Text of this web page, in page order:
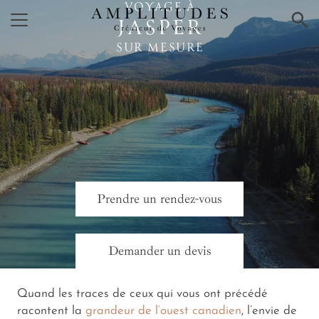
× VOYAGE À
JASPER
SUR MESURE
Prendre un rendez-vous
Demander un devis
Quand les traces de ceux qui vous ont précédé
racontent la grandeur de l’ouest canadien, l’envie de